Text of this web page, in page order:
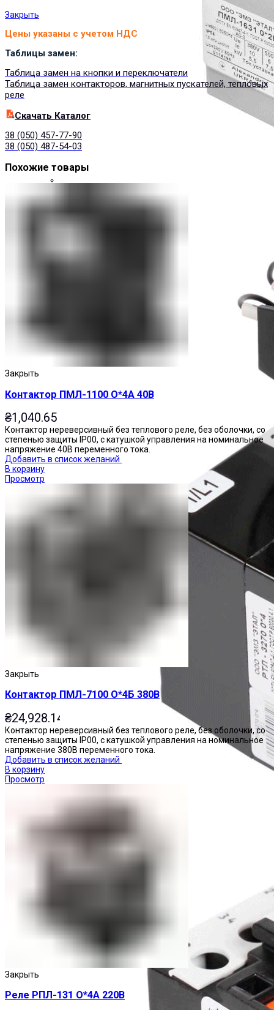
Реле тепловые
Закрыть
Цены указаны с учетом НДС
Таблицы замен:
Таблица замен на кнопки и переключатели
Таблица замен контакторов, магнитных пускателей, тепловых
реле
Cкачать Каталог
38 (050) 457-77-90
38 (050) 487-54-03
Похожие товары
Закрыть
Контактор ПМЛ-1100 О*4А 40В
₴1,040.65
Контактор нереверсивный без теплового реле, без оболочки, со
степенью защиты IP00, с катушкой управления на номинальное
напряжение 40В переменного тока.
Добавить в список желаний
В корзину
Просмотр
Закрыть
Контактор ПМЛ-7100 О*4Б 380В
₴24,928.14
Контактор нереверсивный без теплового реле, без оболочки, со
степенью защиты IP00, с катушкой управления на номинальное
напряжение 380В переменного тока.
Добавить в список желаний
В корзину
Просмотр
Закрыть
Реле РПЛ-131 О*4А 220В